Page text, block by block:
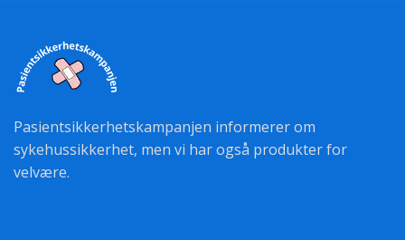
Pasientsikkerhetskampanjen informerer om
sykehussikkerhet, men vi har også produkter for
velvære.